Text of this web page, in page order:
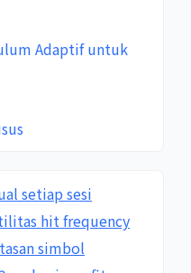
Adaptif untuk
setiap sesi
hit frequency
simbol